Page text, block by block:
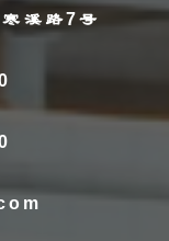
溪路7号